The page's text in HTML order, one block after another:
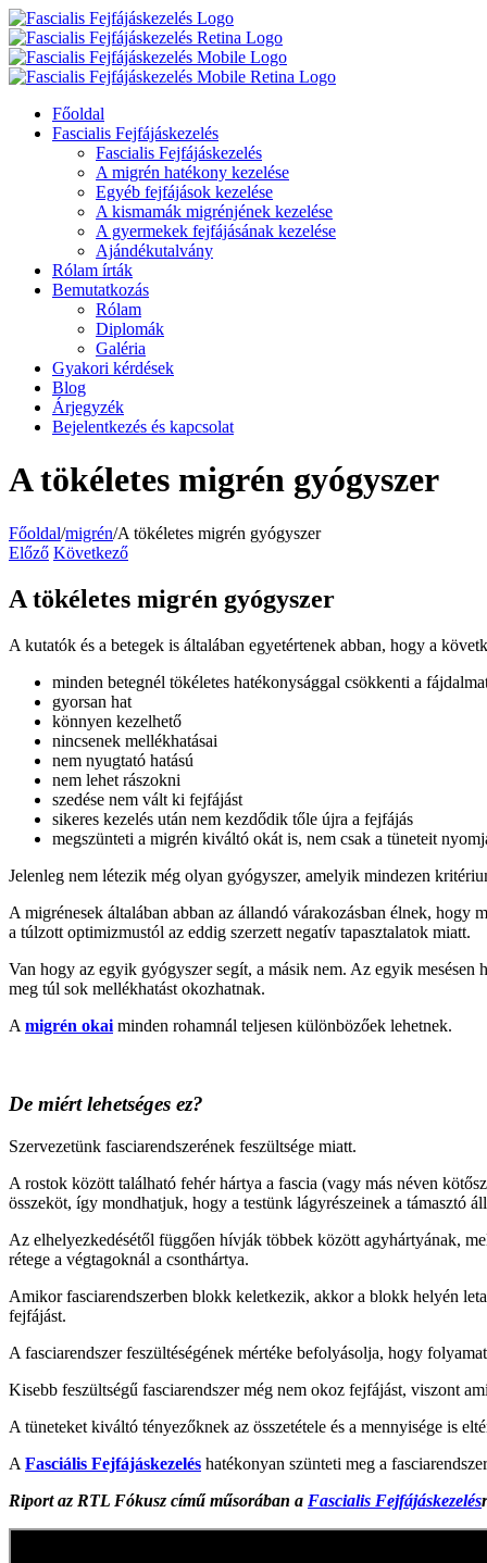
Főoldal
Fascialis Fejfájáskezelés
Fascialis Fejfájáskezelés
A migrén hatékony kezelése
Egyéb fejfájások kezelése
A kismamák migrénjének kezelése
A gyermekek fejfájásának kezelése
Ajándékutalvány
Rólam írták
Bemutatkozás
Rólam
Diplomák
Galéria
Gyakori kérdések
Blog
Árjegyzék
Bejelentkezés és kapcsolat
A tökéletes migrén gyógyszer
Főoldal/migrén/A tökéletes migrén gyógyszer
Előző Következő
A tökéletes migrén gyógyszer
A kutatók és a betegek is általában egyetértenek abban, hogy a
minden betegnél tökéletes hatékonysággal csökkenti a
gyorsan hat
könnyen kezelhető
nincsenek mellékhatásai
nem nyugtató hatású
nem lehet rászokni
szedése nem vált ki fejfájást
sikeres kezelés után nem kezdődik tőle újra a fejfájás
megszünteti a migrén kiváltó okát is, nem csak a tüneteit
Jelenleg nem létezik még olyan gyógyszer, amelyik mindezen
A migrénesek általában abban az állandó várakozásban élnek,
a túlzott optimizmustól az eddig szerzett negatív tapasztalatok miatt.
Van hogy az egyik gyógyszer segít, a másik nem. Az egyik mesésen
meg túl sok mellékhatást okozhatnak.
A migrén okai minden rohamnál teljesen különbözőek lehetnek.
De miért lehetséges ez?
Szervezetünk fasciarendszerének feszültsége miatt.
A rostok között található fehér hártya a fascia (vagy más néven
összeköt, így mondhatjuk, hogy a testünk lágyrészeinek a támasztó
Az elhelyezkedésétől függően hívják többek között agyhártyának,
rétege a végtagoknál a csonthártya.
Amikor fasciarendszerben blokk keletkezik, akkor a blokk helyén
fejfájást.
A fasciarendszer feszültéségének mértéke befolyásolja, hogy
Kisebb feszültségű fasciarendszer még nem okoz fejfájást, viszont
A tüneteket kiváltó tényezőknek az összetétele és a mennyisége is
A Fasciális Fejfájáskezelés hatékonyan szünteti meg a
Riport az RTL Fókusz című műsorában a Fascialis Fejfájáskezelés